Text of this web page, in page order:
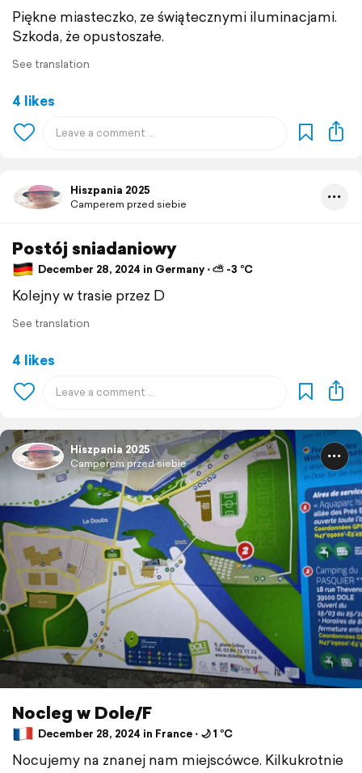
Piękne miasteczko, ze świątecznymi iluminacjami.
Szkoda, że opustoszałe.
See translation
4 likes
Hiszpania 2025
Camperem przed siebie
Postój sniadaniowy
December 28, 2024 in Germany ⋅ ⛅ -3 °C
Kolejny w trasie przez D
See translation
4 likes
Hiszpania 2025
Camperem przed siebie
Nocleg w Dole/F
December 28, 2024 in France ⋅ 🌙 1 °C
Nocujemy na znanej nam miejscówce. Kilkukrotnie